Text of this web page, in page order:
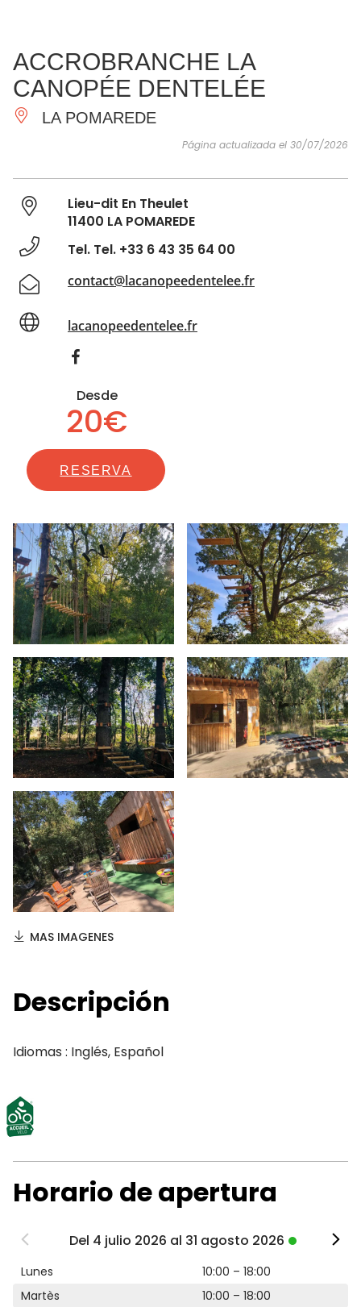
IMPRESCINDIBLES
HACER
INSPIRACIONES
ACCROBRANCHE LA
CANOPÉE DENTELÉE
LA POMAREDE
Página actualizada el 30/07/2026
Lieu-dit En Theulet
11400 LA POMAREDE
Tel. Tel. +33 6 43 35 64 00
contact@lacanopeedentelee.fr
lacanopeedentelee.fr
Desde
20€
RESERVA
MAS IMAGENES
Descripción
Idiomas : Inglés, Español
Horario de apertura
Del 4 julio 2026 al 31 agosto 2026
Lunes
10:00 – 18:00
Martès
10:00 – 18:00